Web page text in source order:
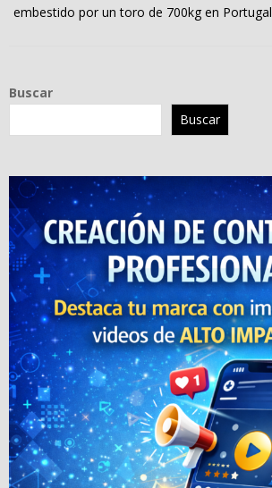
embestido por un toro de 700kg en Portugal
Buscar
Buscar